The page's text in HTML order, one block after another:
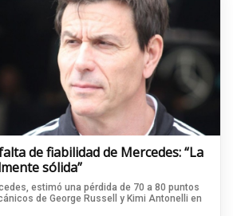
de fiabilidad de Mercedes: “La
sólida”
estimó una pérdida de 70 a 80 puntos
de George Russell y Kimi Antonelli en